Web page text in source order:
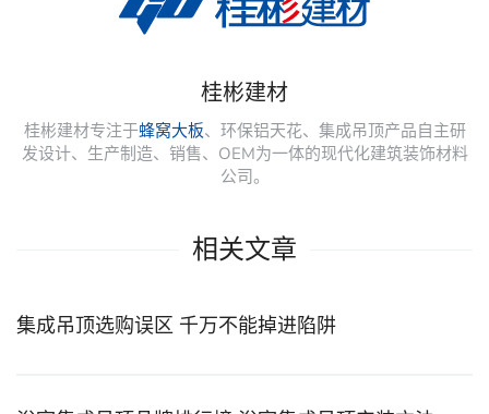
桂彬建材
桂彬建材专注于蜂窝大板、环保铝天花、集成吊顶产品自主研
发设计、生产制造、销售、OEM为一体的现代化建筑装饰材料
公司。
相关文章
集成吊顶选购误区 千万不能掉进陷阱